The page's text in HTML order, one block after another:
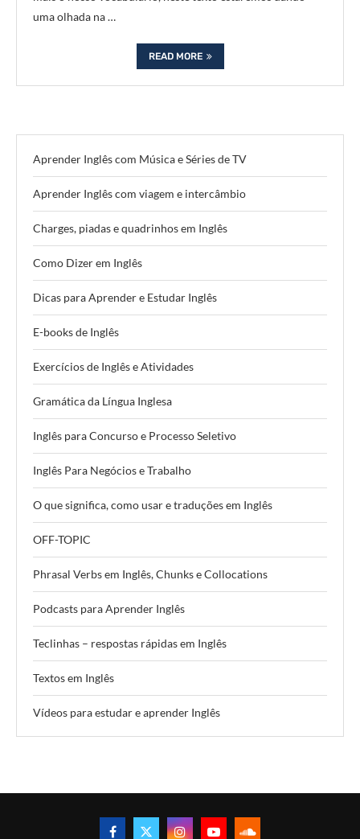
uma olhada na …
READ MORE
Aprender Inglês com Música e Séries de TV
Aprender Inglês com viagem e intercâmbio
Charges, piadas e quadrinhos em Inglês
Como Dizer em Inglês
Dicas para Aprender e Estudar Inglês
E-books de Inglês
Exercícios de Inglês e Atividades
Gramática da Língua Inglesa
Inglês para Concurso e Processo Seletivo
Inglês Para Negócios e Trabalho
O que significa, como usar e traduções em Inglês
OFF-TOPIC
Phrasal Verbs em Inglês, Chunks e Collocations
Podcasts para Aprender Inglês
Teclinhas – respostas rápidas em Inglês
Textos em Inglês
Vídeos para estudar e aprender Inglês